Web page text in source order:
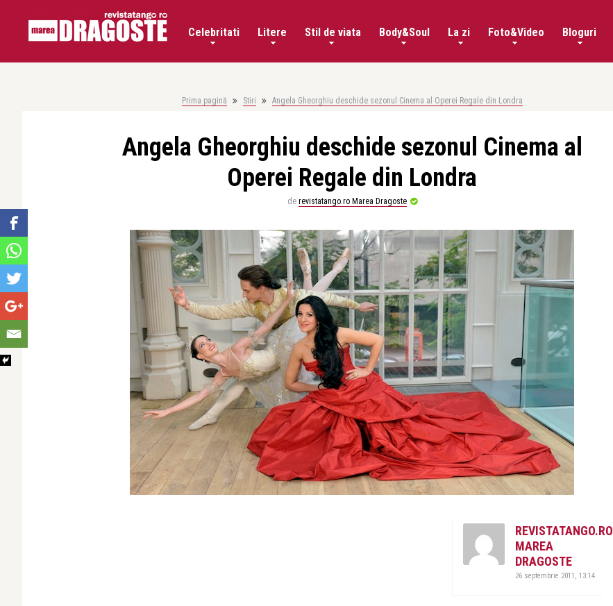
Celebritati Litere Stil de viata Body&Soul La zi Foto&Video Bloguri
Prima pagină Stiri Angela Gheorghiu deschide sezonul Cinema al Operei Regale din Londra
Angela Gheorghiu deschide sezonul Cinema al
Operei Regale din Londra
de revistatango.ro Marea Dragoste
REVISTATANGO.RO
MAREA
DRAGOSTE
26 septembrie 2011, 13:14